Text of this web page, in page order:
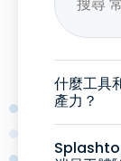
什麼工具
產力？